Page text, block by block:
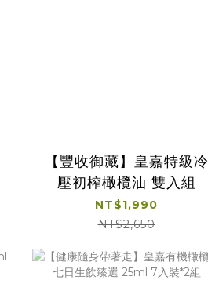
【豐收御藏】皇嘉特級冷
壓初榨橄欖油 雙入組
NT$1,990
NT$2,650